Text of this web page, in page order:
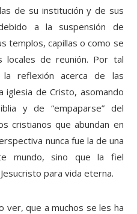
de su institución y de sus
a la suspensión de
templos, capillas o como se
locales de reunión. Por tal
reflexión acerca de las
iglesia de Cristo, asomando
y de “empaparse” del
cristianos que abundan en
nunca fue la de una
mundo, sino que la fiel
para vida eterna.
ver, que a muchos se les ha